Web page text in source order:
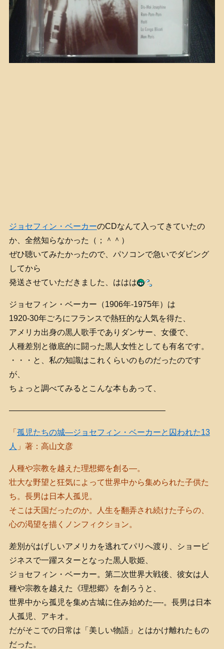
ジョセフィン・ベーカーのCDなんて入ってきていたの
か、全然知らなかった（；＾＾）
ぜひ聴いてみたかったので、パソコンで急いでダビング
してから
発送させていただきました、ははは
ジョセフィン・ベーカー（1906年-1975年）は
1920-30年ごろにフランスで熱狂的な人気を得た、
アメリカ出身の黒人歌手でありダンサー、女優で、
人種差別と徹底的に闘った黒人女性としても有名です。
・・・と、私の知識はこれくらいのものだったのです
が、
ちょっと調べてみるとこんな本もあって、
———————————————————–
「 孤児たちの城―ジョセフィン・ベーカーと囚われた13
人 」著：高山文彦
人種や宗教を越えた理想郷を創る―。
壮大な野望と狂気によって世界中から集められた子供た
ち。長男は日本人孤児。
そこは天国だったのか。人生を翻弄され続けた子らの、
心の渇望を描くノンフィクション。
差別がはげしいアメリカを逃れてパリへ渡り、ショービ
ジネスで一躍スターとなった黒人歌姫、
ジョセフィン・ベーカー。第二次世界大戦後、彼女は人
種や宗教を越えた《理想郷》を創ろうと、
世界中から孤児を集め古城に住み始めた—-。長男は日本
人孤児、アキオ。
だがそこでの日常は「美しい物語」とはかけ離れたもの
だった。